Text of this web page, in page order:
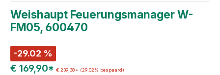
Weishaupt Feuerungsmanager W-
FM05, 600470
-29.02 %
€ 169,90* € 239,38* (29.02% bespaard)